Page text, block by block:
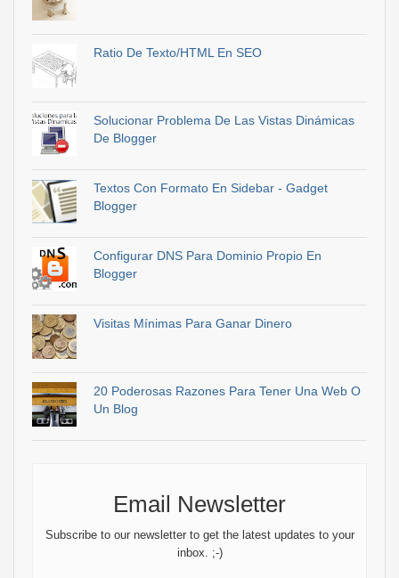
Ratio De Texto/HTML En SEO
Solucionar Problema De Las Vistas Dinámicas
De Blogger
Textos Con Formato En Sidebar - Gadget
Blogger
Configurar DNS Para Dominio Propio En
Blogger
Visitas Mínimas Para Ganar Dinero
20 Poderosas Razones Para Tener Una Web O
Un Blog
Email Newsletter
Subscribe to our newsletter to get the latest updates to your
inbox. ;-)